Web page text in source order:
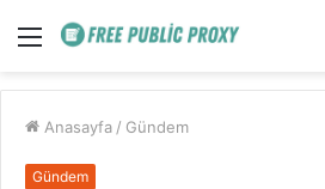
Menü
Anasayfa / Gündem
Gündem